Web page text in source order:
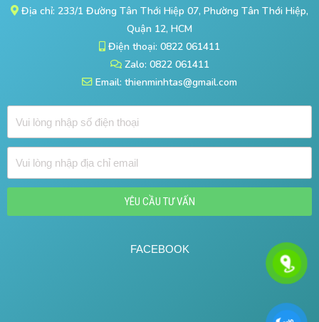
Địa chỉ: 233/1 Đường Tân Thới Hiệp 07, Phường Tân Thới Hiệp,
Quận 12, HCM
Điện thoại: 0822 061411
Zalo: 0822 061411
Email: thienminhtas@gmail.com
ệ
t
o
a
YÊU CẦU TƯ VẤN
FACEBOOK